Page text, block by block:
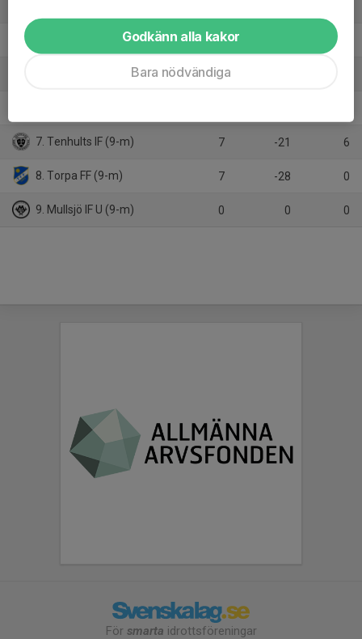
4. Hovslätts IK U (9-m) 8 12
7
7. Tenhults IF (9-m) 7 -21 6
8. Torpa FF (9-m) 7 -28 0
9. Mullsjö IF U (9-m) 0 0 0
För smarta idrottsföreningar
Godkänn alla kakor
Bara nödvändiga